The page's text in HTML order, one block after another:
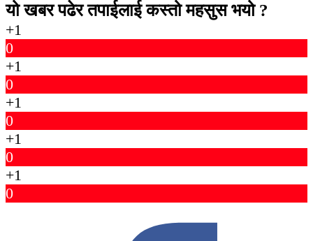
यो खबर पढेर तपाईलाई कस्तो महसुस भयो ?
+1
0
+1
0
+1
0
+1
0
+1
0